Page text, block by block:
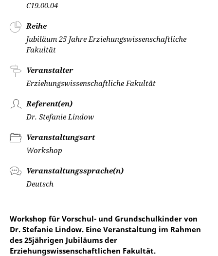
C19.00.04
Reihe
Jubiläum 25 Jahre Erziehungswissenschaftliche
Fakultät
Veranstalter
Erziehungswissenschaftliche Fakultät
Referent(en)
Dr. Stefanie Lindow
Veranstaltungsart
Workshop
Veranstaltungssprache(n)
Deutsch
Workshop für Vorschul- und Grundschulkinder von
Dr. Stefanie Lindow. Eine Veranstaltung im Rahmen
des 25jährigen Jubiläums der
Erziehungswissenschaftlichen Fakultät.